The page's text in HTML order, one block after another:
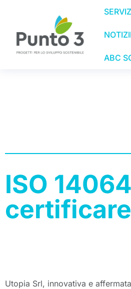
ABC
ISO
Utopia Srl, innovativa e